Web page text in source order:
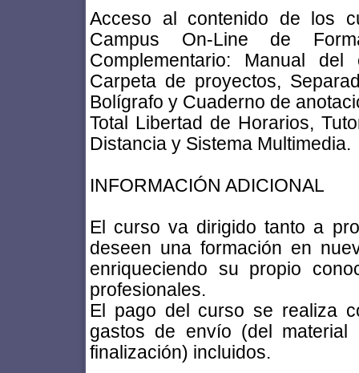
Acceso al contenido de los
Campus On-Line de
Complementario: Manual
Carpeta de proyectos,
Bolígrafo y Cuaderno de
Total Libertad de Horarios,
Distancia y Sistema Multimedia.
INFORMACIÓN ADICIONAL
El curso va dirigido tanto a
deseen una formación en
enriqueciendo su propio
profesionales.
El pago del curso se realiza
gastos de envío (del material
finalización) incluidos.